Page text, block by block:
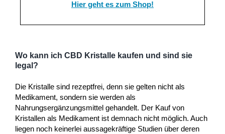
Hier geht es zum Shop!
Wo kann ich CBD Kristalle kaufen und sind sie
legal?
Die Kristalle sind rezeptfrei, denn sie gelten nicht als
Medikament, sondern sie werden als
Nahrungsergänzungsmittel gehandelt. Der Kauf von
Kristallen als Medikament ist demnach nicht möglich. Auch
liegen noch keinerlei aussagekräftige Studien über deren